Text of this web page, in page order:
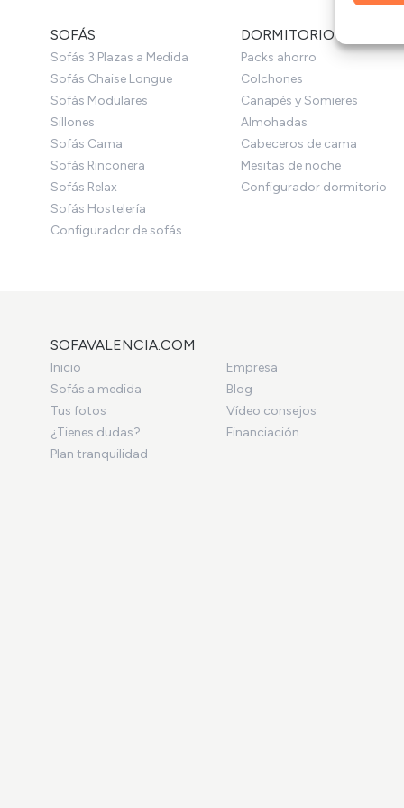
SOFÁS
Sofás 3 Plazas a Medida
Sofás Chaise Longue
Sofás Modulares
Sillones
Sofás Cama
Sofás Rinconera
Sofás Relax
Sofás Hostelería
Configurador de sofás
DORMITORIO
Packs ahorro
Colchones
Canapés y Somieres
Almohadas
Cabeceros de cama
Mesitas de noche
Configurador dormitorio
SOFAVALENCIA.COM
Inicio
Empresa
Sofás a medida
Blog
Tus fotos
Vídeo consejos
¿Tienes dudas?
Financiación
Plan tranquilidad